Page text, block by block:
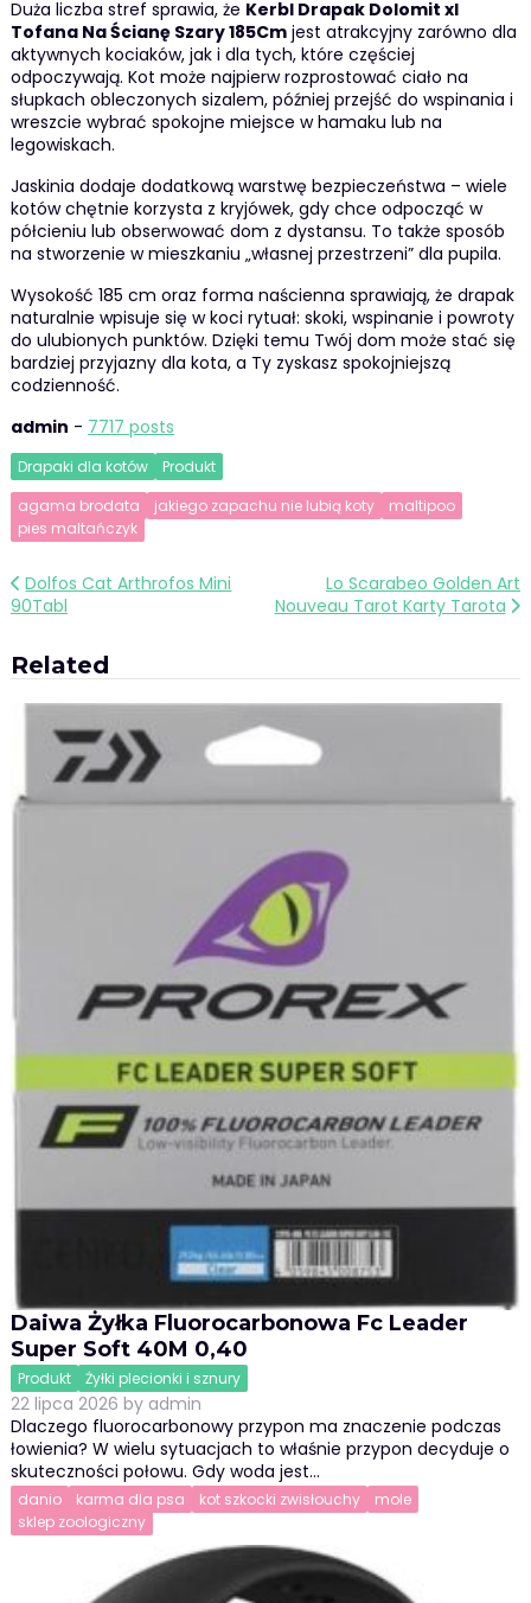
Duża liczba stref sprawia, że Kerbl Drapak Dolomit xl
Tofana Na Ścianę Szary 185Cmjest atrakcyjny zarówno dla
aktywnych kociaków, jak i dla tych, które częściej
odpoczywają. Kot może najpierw rozprostować ciało na
słupkach obleczonych sizalem, później przejść do wspinania i
wreszcie wybrać spokojne miejsce w hamaku lub na
legowiskach.
Jaskinia dodaje dodatkową warstwę bezpieczeństwa – wiele
kotów chętnie korzysta z kryjówek, gdy chce odpocząć w
półcieniu lub obserwować dom z dystansu. To także sposób
na stworzenie w mieszkaniu „własnej przestrzeni” dla pupila.
Wysokość 185 cm oraz forma naścienna sprawiają, że drapak
naturalnie wpisuje się w koci rytuał: skoki, wspinanie i powroty
do ulubionych punktów. Dzięki temu Twój dom może stać się
bardziej przyjazny dla kota, a Ty zyskasz spokojniejszą
codzienność.
admin - 7717 posts
Drapaki dla kotów
Produkt
agama brodata
jakiego zapachu nie lubią koty
maltipoo
pies maltańczyk
Nawigacja
wpisu
Dolfos Cat Arthrofos Mini
90Tabl
Lo Scarabeo Golden Art
Nouveau Tarot Karty Tarota
Related
Daiwa Żyłka Fluorocarbonowa Fc Leader
Super Soft 40M 0,40
Produkt Żyłki plecionki i sznury
22 lipca 2026 by admin
Dlaczego fluorocarbonowy przypon ma znaczenie podczas
łowienia? W wielu sytuacjach to właśnie przypon decyduje o
skuteczności połowu. Gdy woda jest…
danio karma dla psa kot szkocki zwisłouchy
mole
sklep zoologiczny